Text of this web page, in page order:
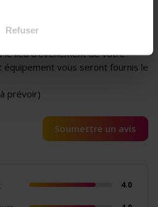
Refuser
lieu d’évènement de votre
équipement vous seront fournis le
prévoir)
Soumettre un avis
4.0